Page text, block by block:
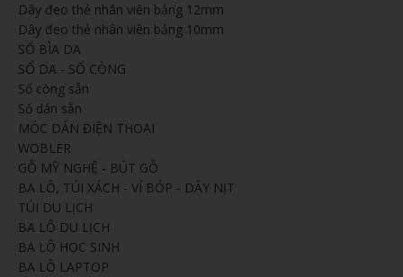
Dây đeo thẻ nhân viên bảng 12mm
Dây đeo thẻ nhân viên bảng 10mm
SỔ BÌA DA
SỔ DA - SỔ CÒNG
Sổ còng sẵn
Sổ dán sẵn
MÓC DÁN ĐIỆN THOẠI
WOBLER
GỖ MỸ NGHỆ - BÚT GỖ
BA LÔ, TÚI XÁCH - VÍ BÓP - DÂY NỊT
TÚI DU LỊCH
BA LÔ DU LỊCH
BA LÔ HỌC SINH
BA LÔ LAPTOP